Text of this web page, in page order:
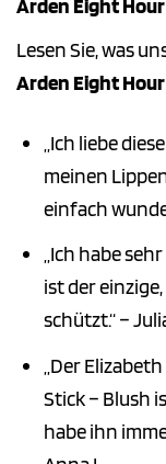
Arden Eight
Lesen Sie, was
Arden Eight
„Ich liebe
meinen
einfach
„Ich habe
ist der
schützt.“ –
„Der
Stick – Blush
habe ihn